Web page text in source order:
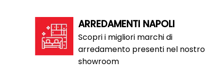
ARREDAMENTI NAPOLI
Scopri i migliori marchi di
arredamento presenti nel nostro
showroom